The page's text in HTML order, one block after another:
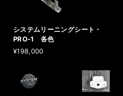
システムリーニングシート・
PRO-1 各色
¥198,000